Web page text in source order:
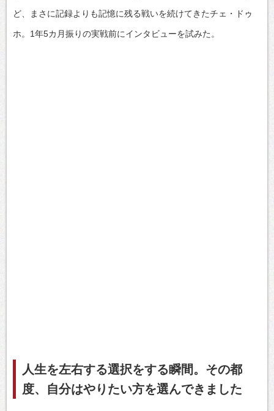
ど、まさに記録よりも記憶に残る戦いを続けてきたチェ・ドゥ
ホ。1年5カ月振りの実戦前にインタビューを試みた。
人生を左右する選択をする瞬間。その都
度、自分はやりたい方を選んできました